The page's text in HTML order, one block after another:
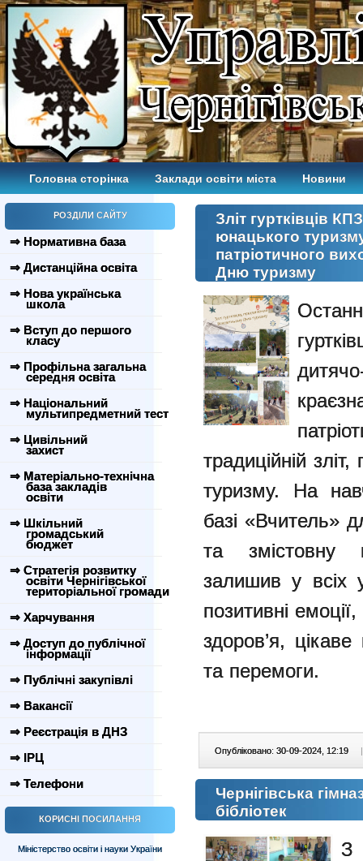
Головна сторінка Заклади освіти міста Новини
РОЗДІЛИ САЙТУ
⇒ Нормативна база
⇒ Дистанційна освіта
⇒ Нова українська
школа
⇒ Вступ до першого
класу
⇒ Профільна загальна
середня освіта
⇒ Національний
мультипредметний тест
⇒ Цивільний
захист
⇒ Матеріально-технічна
база закладів
освіти
⇒ Шкільний
громадський
бюджет
⇒ Стратегія розвитку
освіти Чернігівської
територіальної громади
⇒ Харчування
⇒ Доступ до публічної
інформації
⇒ Публічні закупівлі
⇒ Вакансії
⇒ Реєстрація в ДНЗ
⇒ ІРЦ
⇒ Телефони
КОРИСНІ ПОСИЛАННЯ
Міністерство освіти і науки України
Зліт гуртківців
юнацького
патріотичного
Дню туризму
традиційній
туризму. На
базі «Вчитель»
та змістовну
залишив у всіх
позитивні
здоров’я,
та перемоги.
Опубліковано: 30-09-2024, 12:19 |
Чернігівська
бібліотек
З